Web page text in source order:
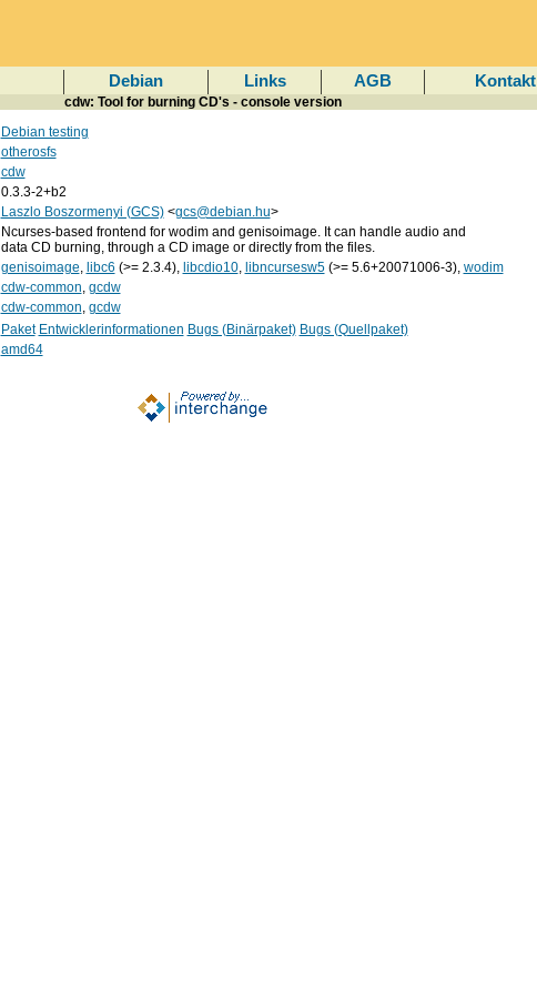
Debian Links AGB Kontakt
cdw: Tool for burning CD's - console version
Debian testing
otherosfs
cdw
0.3.3-2+b2
Laszlo Boszormenyi (GCS)<gcs@debian.hu>
Ncurses-based frontend for wodim and genisoimage. It can handle audio and
data CD burning, through a CD image or directly from the files.
genisoimage, libc6 (>= 2.3.4), libcdio10, libncursesw5(>= 5.6+20071006-3), wodim
cdw-common, gcdw
cdw-common, gcdw
Paket Entwicklerinformationen Bugs (Binärpaket) Bugs (Quellpaket)
amd64